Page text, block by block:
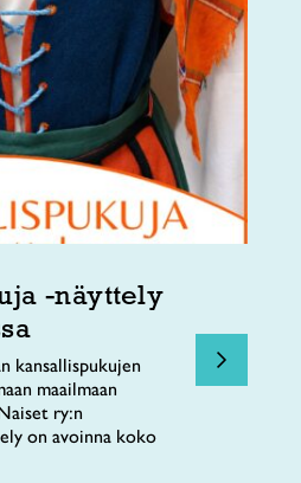
-näyttely
kansallispukujen
maailmaan
ry:n
on avoinna koko